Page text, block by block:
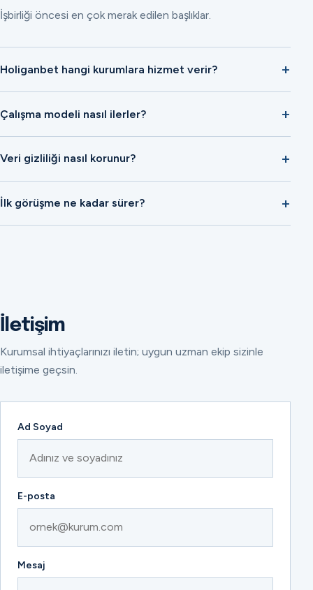
İşbirliği öncesi en çok merak edilen başlıklar.
Holiganbet hangi kurumlara hizmet verir?
Çalışma modeli nasıl ilerler?
Veri gizliliği nasıl korunur?
İlk görüşme ne kadar sürer?
İletişim
Kurumsal ihtiyaçlarınızı iletin; uygun uzman ekip sizinle
iletişime geçsin.
Ad Soyad
E-posta
Mesaj